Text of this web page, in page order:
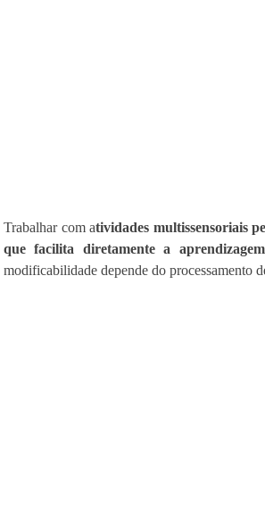
Trabalhar com atividades multissensoriais
que facilita diretamente a aprendizagem
modificabilidade depende do processamento